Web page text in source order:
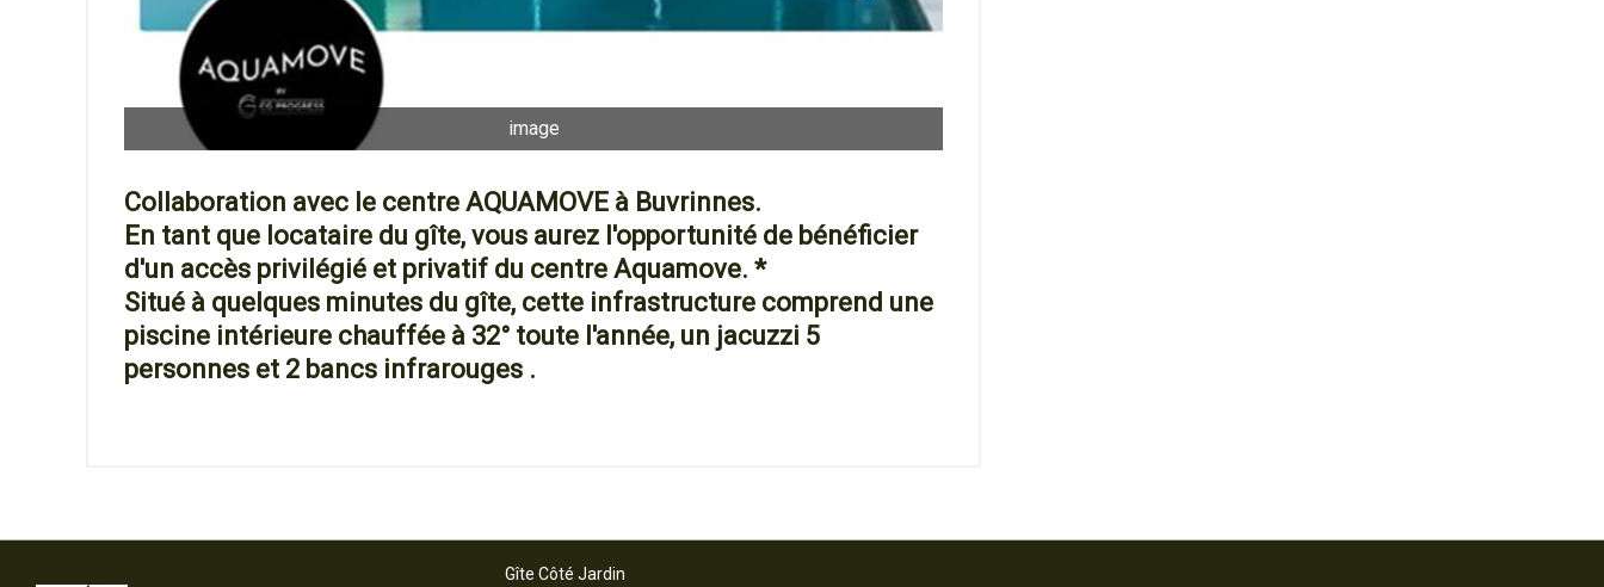
image
Collaboration avec le centre AQUAMOVE à Buvrinnes.
En tant que locataire du gîte, vous aurez l'opportunité de bénéficier
d'un accès privilégié et privatif du centre Aquamove. *
Situé à quelques minutes du gîte, cette infrastructure comprend une
piscine intérieure chauffée à 32° toute l'année, un jacuzzi 5
personnes et 2 bancs infrarouges .
Gîte Côté Jardin